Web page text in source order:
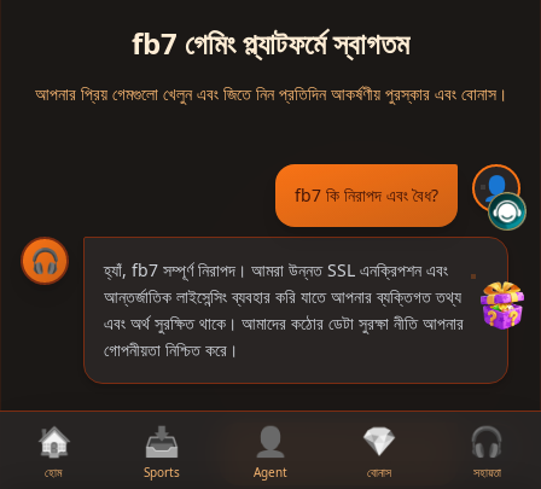
fb7 গেমিং প্ল্যাটফর্মে স্বাগতম
আপনার প্রিয় গেমগুলো খেলুন এবং জিতে নিন প্রতিদিন আকর্ষণীয় পুরস্কার এবং বোনাস।
fb7 কি নিরাপদ এবং বৈধ? 👤
🎧
হ্যাঁ, fb7 সম্পূর্ণ নিরাপদ। আমরা উন্নত SSL এনক্রিপশন এবং
আন্তর্জাতিক লাইসেন্সিং ব্যবহার করি যাতে আপনার ব্যক্তিগত তথ্য
এবং অর্থ সুরক্ষিত থাকে। আমাদের কঠোর ডেটা সুরক্ষা নীতি আপনার
গোপনীয়তা নিশ্চিত করে।
আমি কীভাবে আমার অ্যাকাউন্ট খুলব? 👤
🏠
হোম
📥
Sports
👤
Agent
💎
বোনাস
🎧
সহায়তা